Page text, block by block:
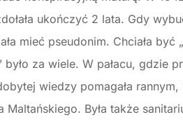
ukończyć 2 lata. Gdy
mieć pseudonim. Chciała być
za wiele. W pałacu, gdzie
wiedzy pomagała
Była także